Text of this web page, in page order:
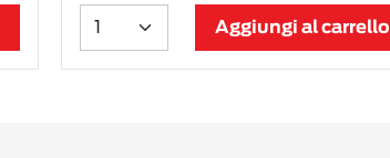
Aggiungi al carrello